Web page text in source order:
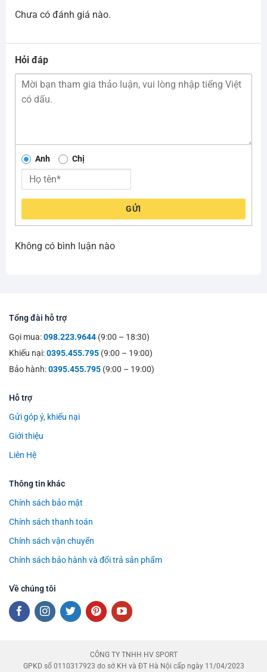
Chưa có đánh giá nào.
Hỏi đáp
Anh Chị
GỬI
Không có bình luận nào
Tổng đài hỗ trợ
Gọi mua:098.223.9644 (9:00 – 18:30)
Khiếu nại:0395.455.795 (9:00 – 19:00)
Bảo hành:0395.455.795 (9:00 – 19:00)
Hỗ trợ
Gửi góp ý, khiếu nại
Giới thiệu
Liên Hệ
Thông tin khác
Chính sách bảo mật
Chính sách thanh toán
Chính sách vận chuyển
Chính sách bảo hành và đổi trả sản phẩm
Về chúng tôi
CÔNG TY TNHH HV SPORT
GPKD số 0110317923 do sở KH và ĐT Hà Nội cấp ngày 11/04/2023